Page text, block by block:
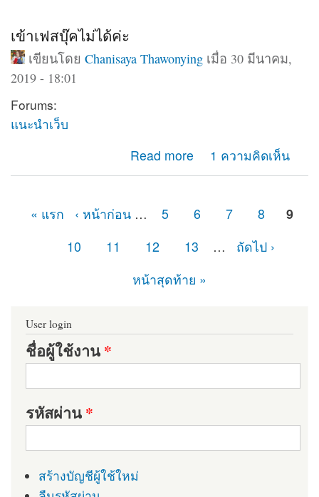
เข้าเฟสบุ๊คไม่ได้ค่ะ
เขียนโดย Chanisaya Thawonying เมื่อ 30 มีนาคม,
2019 - 18:01
Forums:
แนะนำเว็บ
Read more
about เข้าเฟสบุ๊คไม่ได้ค่ะ 1 ความคิดเห็น
« แรก ‹ หน้าก่อน … 5 6 7 8
9
10
11 12 13 …
ถัดไป ›
หน้าสุดท้าย »
User login
ชื่อผู้ใช้งาน*
รหัสผ่าน*
สร้างบัญชีผู้ใช้ใหม่